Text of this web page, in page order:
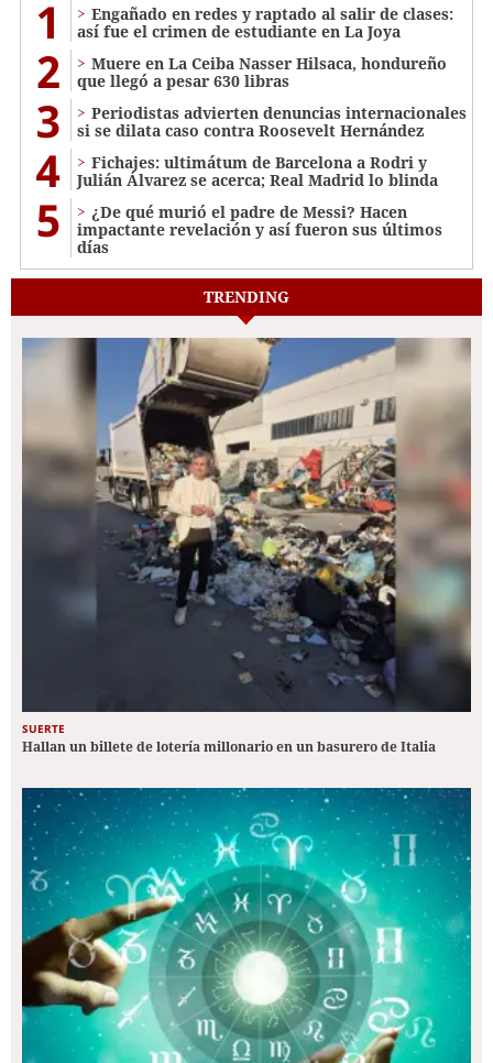
1
Engañado en redes y raptado al salir de clases:
así fue el crimen de estudiante en La Joya
2
Muere en La Ceiba Nasser Hilsaca, hondureño
que llegó a pesar 630 libras
3
Periodistas advierten denuncias internacionales
si se dilata caso contra Roosevelt Hernández
4
Fichajes: ultimátum de Barcelona a Rodri y
Julián Álvarez se acerca; Real Madrid lo blinda
5
¿De qué murió el padre de Messi? Hacen
impactante revelación y así fueron sus últimos
días
TRENDING
SUERTE
Hallan un billete de lotería millonario en un basurero de Italia